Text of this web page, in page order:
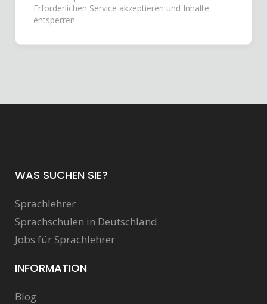
Erforderlichen Service akzeptieren und Inhalte
entsperren
WAS SUCHEN SIE?
Sprachlehrer
Sprachschulen in Deutschland
Jobs für Sprachlehrer
INFORMATION
Blog